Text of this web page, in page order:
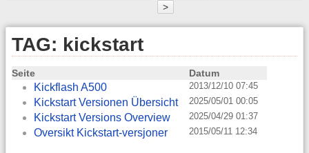
>
TAG: kickstart
Seite Datum
Kickflash A500 2013/12/10 07:45
Kickstart Versionen Übersicht 2025/05/01 00:05
Kickstart Versions Overview 2025/04/29 01:37
Oversikt Kickstart-versjoner 2015/05/11 12:34